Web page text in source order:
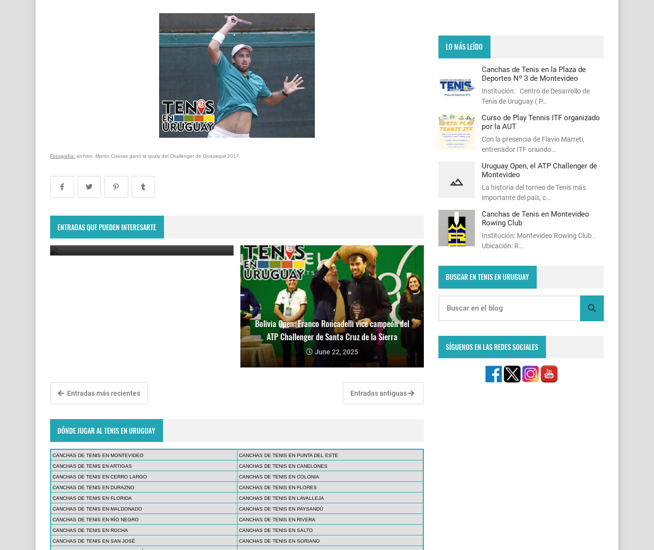
Fotografía: archivo. Martín Cuevas ganó la qualy del Challenger de Guayaquil 2017.
ENTRADAS QUE PUEDEN INTERESARTE
participarán en el torneo ATP de Perú
June 23, 2025
Bolivia Open: Franco Roncadelli vice campeón del
ATP Challenger de Santa Cruz de la Sierra
June 22, 2025
Entradas más recientes Entradas antiguas
DÓNDE JUGAR AL TENIS EN URUGUAY
CANCHAS DE TENIS EN MONTEVIDEO
CANCHAS DE TENIS EN PUNTA DEL ESTE
CANCHAS DE TENIS EN ARTIGAS
CANCHAS DE TENIS EN CANELONES
CANCHAS DE TENIS EN CERRO LARGO
CANCHAS DE TENIS EN COLONIA
CANCHAS DE TENIS EN DURAZNO
CANCHAS DE TENIS EN FLORES
CANCHAS DE TENIS EN FLORIDA
CANCHAS DE TENIS EN LAVALLEJA
CANCHAS DE TENIS EN MALDONADO
CANCHAS DE TENIS EN PAYSANDÚ
CANCHAS DE TENIS EN RÍO NEGRO
CANCHAS DE TENIS EN RIVERA
CANCHAS DE TENIS EN ROCHA
CANCHAS DE TENIS EN SALTO
CANCHAS DE TENIS EN SAN JOSÉ
CANCHAS DE TENIS EN SORIANO
LO MÁS LEÍDO
Canchas de Tenis en la Plaza de
Deportes Nº 3 de Montevideo
Institución: Centro de Desarrollo de
Tenis de Uruguay ( P…
Curso de Play Tennis ITF organizado
por la AUT
Con la presencia de Flavio Marreti,
entrenador ITF oriundo…
Uruguay Open, el ATP Challenger de
Montevideo
La historia del torneo de Tenis más
importante del país, c…
Canchas de Tenis en Montevideo
Rowing Club
Institución: Montevideo Rowing Club .
Ubicación: R…
BUSCAR EN TENIS EN URUGUAY
SÍGUENOS EN LAS REDES SOCIALES